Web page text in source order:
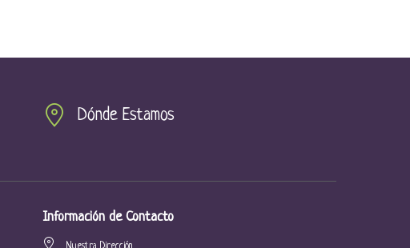
Dónde Estamos
Información de Contacto